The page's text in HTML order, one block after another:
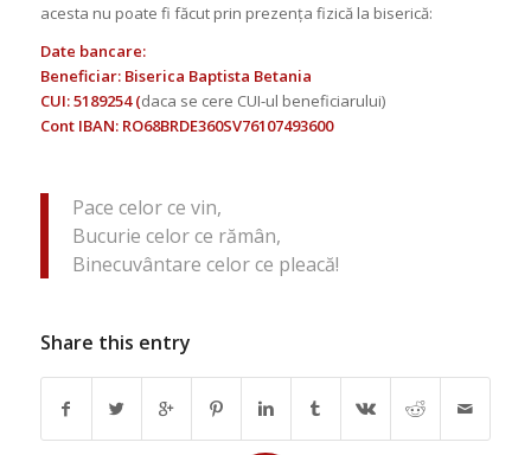
acesta nu poate fi făcut prin prezența fizică la biserică:
Date bancare:
Beneficiar: Biserica Baptista Betania
CUI: 5189254 (daca se cere CUI-ul beneficiarului)
Cont IBAN: RO68BRDE360SV76107493600
Pace celor ce vin,
Bucurie celor ce rămân,
Binecuvântare celor ce pleacă!
Share this entry